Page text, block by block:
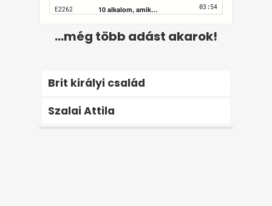
...még több adást akarok!
Brit királyi család
Szalai Attila